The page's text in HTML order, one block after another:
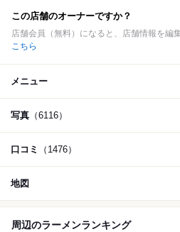
この店舗のオーナーですか？
店舗会員（無料）になると、店舗情報を編
こちら
メニュー
写真 （6116）
口コミ （1476）
地図
周辺のラーメンランキング